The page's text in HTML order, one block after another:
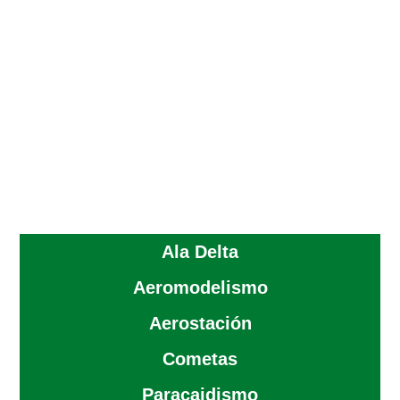
Ala Delta
Aeromodelismo
Aerostación
Cometas
Paracaidismo